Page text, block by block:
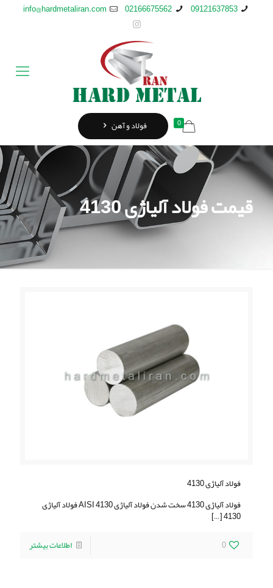
09121637853
02166675562
info@hardmetaliran.com
0 فولاد و آهن
قیمت فولاد آلیاژی 4130
فولاد آلیاژی 4130
فولاد آلیاژی 4130 سخت شدن فولاد آلیاژی AISI 4130 فولاد آلیاژی
4130
[…]
0
اطلاعات بیشتر